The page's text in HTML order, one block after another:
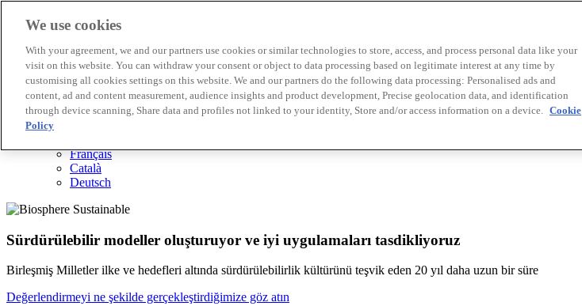
Biosphere Şirketlerini
Değerlendirmeyi nasıl yapıyoruz
Biz kimiz
TR
English
Français
Català
Deutsch
Sürdürülebilir modeller oluşturuyor ve iyi uygulamaları tasdikliyoruz
Birleşmiş Milletler ilke ve hedefleri altında sürdürülebilirlik kültürünü teşvik eden 20 yıl daha uzun bir süre
Değerlendirmeyi ne şekilde gerçekleştirdiğimize göz atın
We use cookies
With your agreement, we and our partners use cookies or similar technologies to store, access, and process personal data like your
visit on this website. You can withdraw your consent or object to data processing based on legitimate interest at any time by
customising all cookies settings on this website. We and our partners do the following data processing: Personalised ads and
content, ad and content measurement, audience insights and product development, Precise geolocation data, and identification
through device scanning, Share data and profiles not linked to your identity, Store and/or access information on a device. Cookie
Policy